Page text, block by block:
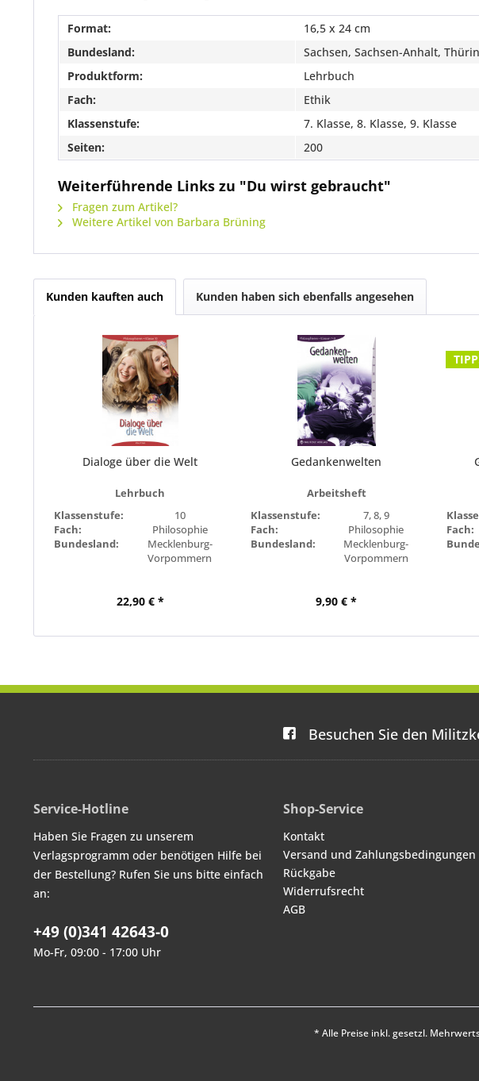
Format:
16,5 x 24 cm
Bundesland:
Sachsen, Sachsen-Anhalt,
Produktform:
Lehrbuch
Fach:
Ethik
Klassenstufe:
7. Klasse, 8. Klasse, 9. Klasse
Seiten:
200
Weiterführende Links zu "Du wirst gebraucht"
Fragen zum Artikel?
Weitere Artikel von Barbara Brüning
Kunden kauften auch Kunden haben sich ebenfalls angesehen
Dialoge über die Welt
Lehrbuch
Klassenstufe:
10
Fach:
Philosophie
Bundesland:
Mecklenburg-
Vorpommern
22,90 € *
Gedankenwelten
Arbeitsheft
Klassenstufe:
7, 8, 9
Fach:
Philosophie
Bundesland:
Mecklenburg-
Vorpommern
9,90 € *
Fach:
Besuchen Sie den
Service-Hotline
Haben Sie Fragen zu unserem
Verlagsprogramm oder benötigen Hilfe bei
der Bestellung? Rufen Sie uns bitte einfach
an:
+49 (0)341 42643-0
Mo-Fr, 09:00 - 17:00 Uhr
Shop-Service
Kontakt
Versand und Zahlungsbedingungen
Rückgabe
Widerrufsrecht
AGB
* Alle Preise inkl. gesetzl.